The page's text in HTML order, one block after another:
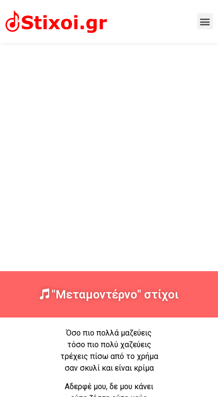
"Μεταμοντέρνο" στίχοι
Όσο πιο πολλά μαζεύεις
τόσο πιο πολύ χαζεύεις
τρέχεις πίσω από το χρήμα
σαν σκυλί και είναι κρίμα
Αδερφέ μου, δε μου κάνει